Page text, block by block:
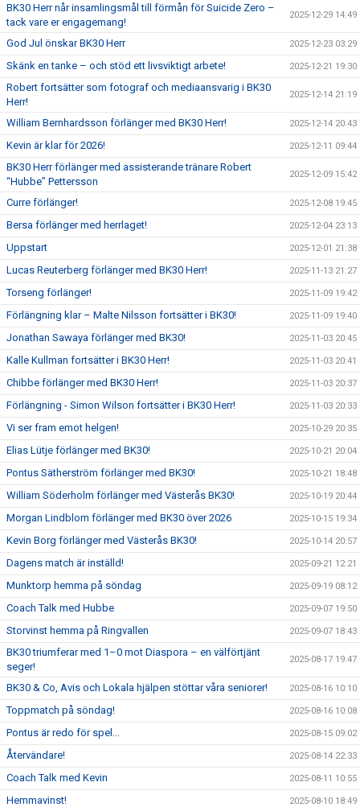
BK30 Herr når insamlingsmål till förmån för Suicide Zero –
tack vare er engagemang!
2025-12-29 14:49
God Jul önskar BK30 Herr 2025-12-23 03:29
Skänk en tanke – och stöd ett livsviktigt arbete! 2025-12-21 19:30
Robert fortsätter som fotograf och mediaansvarig i BK30
Herr!
2025-12-14 21:19
William Bernhardsson förlänger med BK30 Herr! 2025-12-14 20:43
Kevin är klar för 2026! 2025-12-11 09:44
BK30 Herr förlänger med assisterande tränare Robert
“Hubbe” Pettersson
2025-12-09 15:42
Curre förlänger! 2025-12-08 19:45
Bersa förlänger med herrlaget! 2025-12-04 23:13
Uppstart 2025-12-01 21:38
Lucas Reuterberg förlänger med BK30 Herr! 2025-11-13 21:27
Torseng förlänger! 2025-11-09 19:42
Förlängning klar – Malte Nilsson fortsätter i BK30! 2025-11-09 19:40
Jonathan Sawaya förlänger med BK30! 2025-11-03 20:45
Kalle Kullman fortsätter i BK30 Herr! 2025-11-03 20:41
Chibbe förlänger med BK30 Herr! 2025-11-03 20:37
Förlängning - Simon Wilson fortsätter i BK30 Herr! 2025-11-03 20:33
Vi ser fram emot helgen! 2025-10-29 20:35
Elias Lütje förlänger med BK30! 2025-10-21 20:04
Pontus Sätherström förlänger med BK30! 2025-10-21 18:48
William Söderholm förlänger med Västerås BK30! 2025-10-19 20:44
Morgan Lindblom förlänger med BK30 över 2026 2025-10-15 19:34
Kevin Borg förlänger med Västerås BK30! 2025-10-14 20:57
Dagens match är inställd! 2025-09-21 12:21
Munktorp hemma på söndag 2025-09-19 08:12
Coach Talk med Hubbe 2025-09-07 19:50
Storvinst hemma på Ringvallen 2025-09-07 18:43
BK30 triumferar med 1–0 mot Diaspora – en välförtjänt
seger!
2025-08-17 19:47
BK30 & Co, Avis och Lokala hjälpen stöttar våra seniorer! 2025-08-16 10:10
Toppmatch på söndag! 2025-08-16 10:08
Pontus är redo för spel... 2025-08-15 09:02
Återvändare! 2025-08-14 22:33
Coach Talk med Kevin 2025-08-11 10:55
Hemmavinst! 2025-08-10 18:49